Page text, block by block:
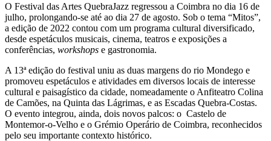
O Festival das Artes QuebraJazz regressou a Coimbra no dia 16 de
julho, prolongando-se até ao dia 27 de agosto. Sob o tema “Mitos”,
a edição de 2022 contou com um programa cultural diversificado,
desde espetáculos musicais, cinema, teatros e exposições a
conferências, workshops e gastronomia.
A 13ª edição do festival uniu as duas margens do rio Mondego e
promoveu espetáculos e atividades em diversos locais de interesse
cultural e paisagístico da cidade, nomeadamente o Anfiteatro Colina
de Camões, na Quinta das Lágrimas, e as Escadas Quebra-Costas.
O evento integrou, ainda, dois novos palcos: o Castelo de
Montemor-o-Velho e o Grémio Operário de Coimbra, reconhecidos
pelo seu importante contexto histórico.